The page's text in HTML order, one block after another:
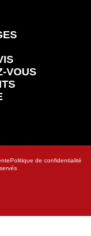
VOUS
Politique de confidentialité